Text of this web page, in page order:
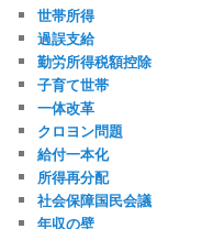
世帯所得
過誤支給
勤労所得税額控除
子育て世帯
一体改革
クロヨン問題
給付一本化
所得再分配
社会保障国民会議
年収の壁